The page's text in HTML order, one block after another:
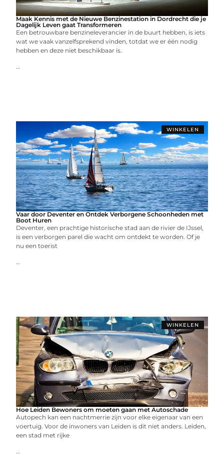
Maak Kennis met de Nieuwe Benzinestation in Dordrecht die je
Dagelijk Leven gaat Transformeren
Een betrouwbare benzineleverancier in de buurt hebben, is iets
wat we vaak vanzelfsprekend vinden, totdat we er één nodig
hebben en deze niet beschikbaar is.
...
WINKELEN
Vaar door Deventer en Ontdek Verborgene Schoonheden met
Boot Huren
Deventer, een prachtige historische stad aan de rivier de IJssel,
is een verborgen parel die wacht om ontdekt te worden. Of je
nu een toerist
...
WINKELEN
Hoe Leiden Bewoners om moeten gaan met Autoschade
Autopech kan een nachtmerrie zijn voor elke eigenaar van een
voertuig. Voor de inwoners van Leiden is dit niet anders. Leiden,
een stad met rijke
...